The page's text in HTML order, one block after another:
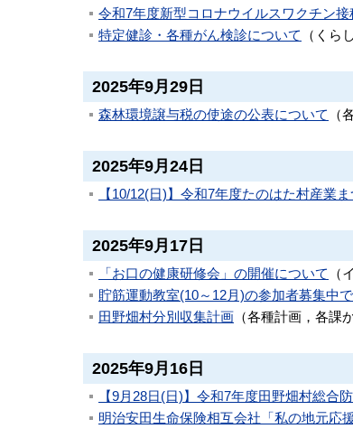
令和7年度新型コロナウイルスワクチン
特定健診・各種がん検診について
（ くら
2025年9月29日
森林環境譲与税の使途の公表について （
2025年9月24日
【10/12(日)】令和7年度たのはた村産業
2025年9月17日
「お口の健康研修会」の開催について （
貯筋運動教室(10～12月)の参加者募集中
田野畑村分別収集計画 （各種計画，各課
2025年9月16日
【9月28日(日)】令和7年度田野畑村総合
明治安田生命保険相互会社「私の地元応